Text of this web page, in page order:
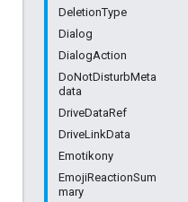
DeletionType
Dialog
DialogAction
DoNotDisturbMeta
data
DriveDataRef
DriveLinkData
Emotikony
EmojiReactionSum
mary